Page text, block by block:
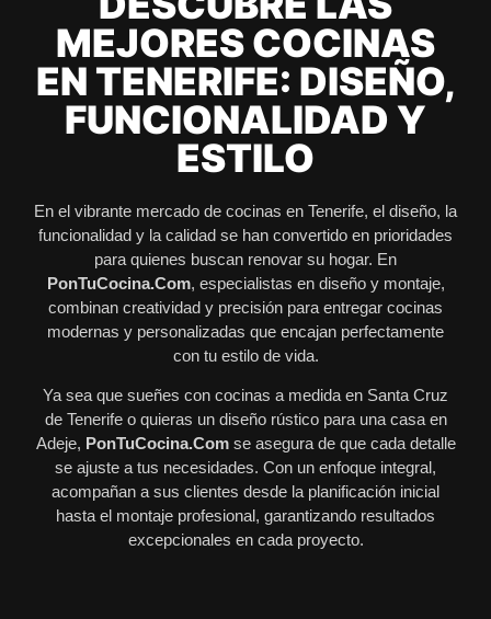
MEJORES COCINAS
EN TENERIFE: DISEÑO,
FUNCIONALIDAD Y
ESTILO
En el vibrante mercado de cocinas en Tenerife, el diseño, la
funcionalidad y la calidad se han convertido en prioridades
para quienes buscan renovar su hogar. En
PonTuCocina.Com, especialistas en diseño y montaje,
combinan creatividad y precisión para entregar cocinas
modernas y personalizadas que encajan perfectamente
con tu estilo de vida.
Ya sea que sueñes con cocinas a medida en Santa Cruz
de Tenerife o quieras un diseño rústico para una casa en
Adeje, PonTuCocina.Comse asegura de que cada detalle
se ajuste a tus necesidades. Con un enfoque integral,
acompañan a sus clientes desde la planificación inicial
hasta el montaje profesional, garantizando resultados
excepcionales en cada proyecto.